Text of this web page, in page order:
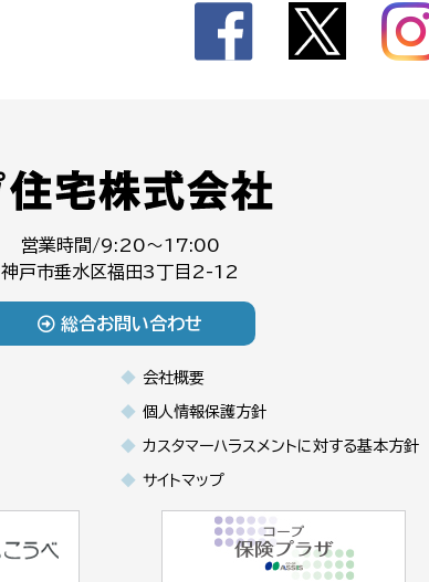
営業時間/9:20～17:00
神戸市垂水区福田3丁目2-12
総合お問い合わせ
会社概要
個人情報保護方針
カスタマーハラスメントに対する基本方針
サイトマップ